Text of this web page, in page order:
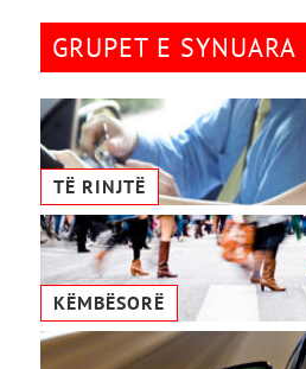
GRUPET E SYNUARA
TË RINJTË
KËMBËSORË